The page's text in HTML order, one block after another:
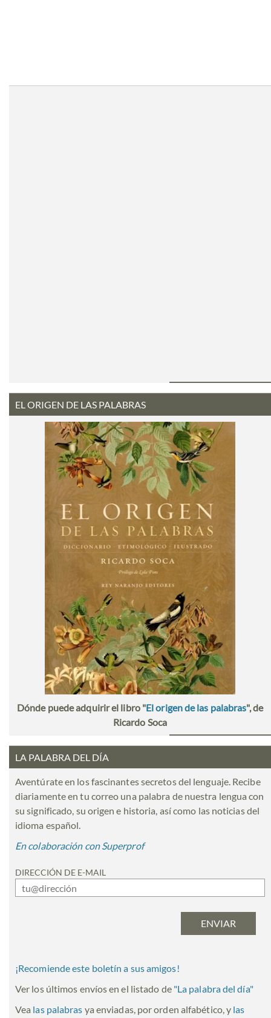
EL ORIGEN DE LAS PALABRAS
Dónde puede adquirir el libro "El origen de las palabras", de
Ricardo Soca
LA PALABRA DEL DÍA
Aventúrate en los fascinantes secretos del lenguaje. Recibe
diariamente en tu correo una palabra de nuestra lengua con
su significado, su origen e historia, así como las noticias del
idioma español.
En colaboración con Superprof
DIRECCIÓN DE E-MAIL
¡Recomiende este boletín a sus amigos!
Ver los últimos envíos en el listado de "La palabra del día"
Vea las palabras ya enviadas, por orden alfabético, y las